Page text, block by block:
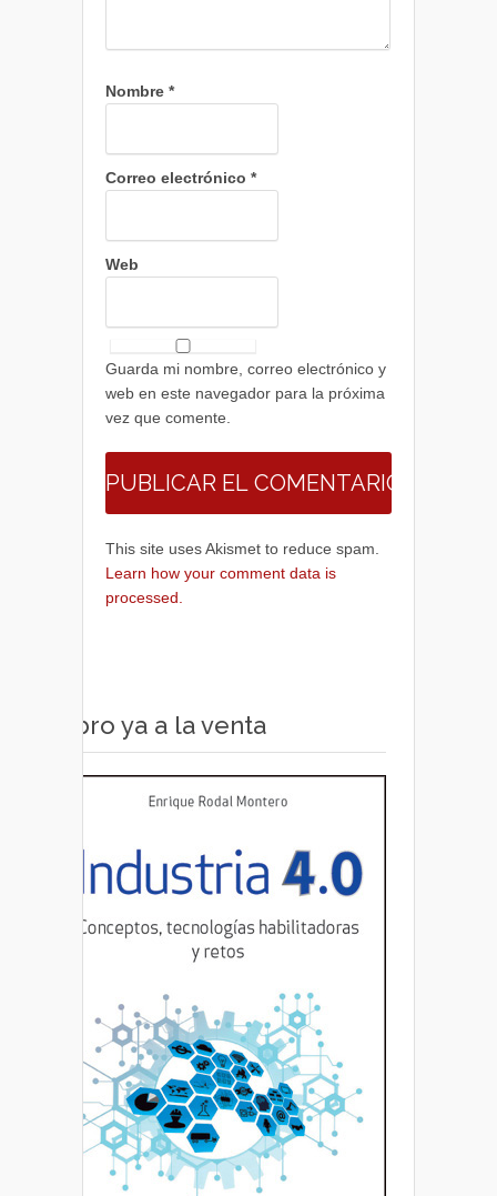
Nombre *
Correo electrónico *
Web
Guarda mi nombre, correo electrónico y
web en este navegador para la próxima
vez que comente.
This site uses Akismet to reduce spam.
Learn how your comment data is
processed.
Libro ya a la venta